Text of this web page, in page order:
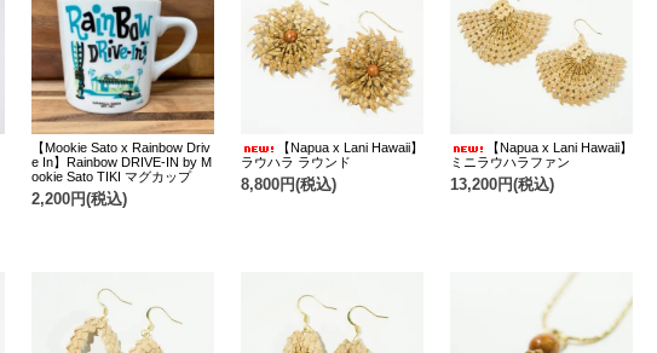
【Mookie Sato x Rainbow Driv
e In】Rainbow DRIVE-IN by M
ookie Sato TIKI マグカップ
2,200円(税込)
【Napua x Lani Hawaii】
ラウハラ ラウンド
8,800円(税込)
【Napua x Lani Hawaii】
ミニラウハラファン
13,200円(税込)